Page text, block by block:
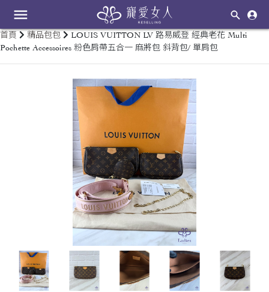
menu
首頁 精品包包
LOUIS VUITTON LV 路易威登 經典老花 Multi
Pochette Accessoires 粉色肩帶五合一 麻將包 斜背包/ 單肩包